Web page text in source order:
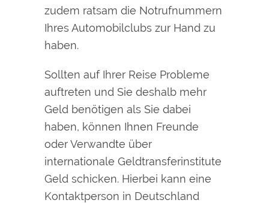
zudem ratsam die Notrufnummern
Ihres Automobilclubs zur Hand zu
haben.
Sollten auf Ihrer Reise Probleme
auftreten und Sie deshalb mehr
Geld benötigen als Sie dabei
haben, können Ihnen Freunde
oder Verwandte über
internationale Geldtransferinstitute
Geld schicken. Hierbei kann eine
Kontaktperson in Deutschland